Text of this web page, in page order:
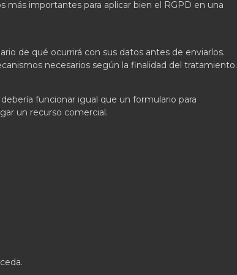
más importantes para aplicar bien el RGPD en una
de qué ocurrirá con sus datos antes de enviarlos.
necesarios según la finalidad del tratamiento.
funcionar igual que un formulario para
un recurso comercial.